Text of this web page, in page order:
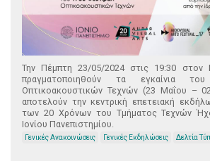
Την Πέμπτη 23/05/2024 στις 19:30
πραγματοποιηθούν τα εγκαίνια
Οπτικοακουστικών Τεχνών (23 Μαΐου –
αποτελούν την κεντρική επετειακή
των 20 Χρόνων του Τμήματος Τεχνών
Ιονίου Πανεπιστημίου.
Γενικές Ανακοινώσεις Γενικές Εκδηλώσεις Δελτία